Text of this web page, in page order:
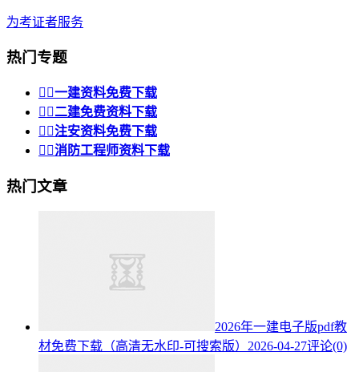
为考证者服务
热门专题
 一建资料免费下载
 二建免费资料下载
 注安资料免费下载
 消防工程师资料下载
热门文章
2026年一建电子版pdf教
材免费下载（高清无水印-可搜索版） 2026-04-27评论(0)